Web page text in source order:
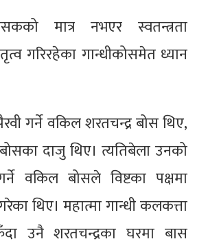
मात्र नभएर स्वतन्त्रता
गरिरहेका गान्धीकोसमेत ध्यान
गर्ने वकिल शरतचन्द्र बोस थिए,
दाजु थिए। त्यतिबेला उनको
वकिल बोसले विष्टका पक्षमा
थिए। महात्मा गान्धी कलकत्ता
उनै शरतचन्द्रका घरमा बास